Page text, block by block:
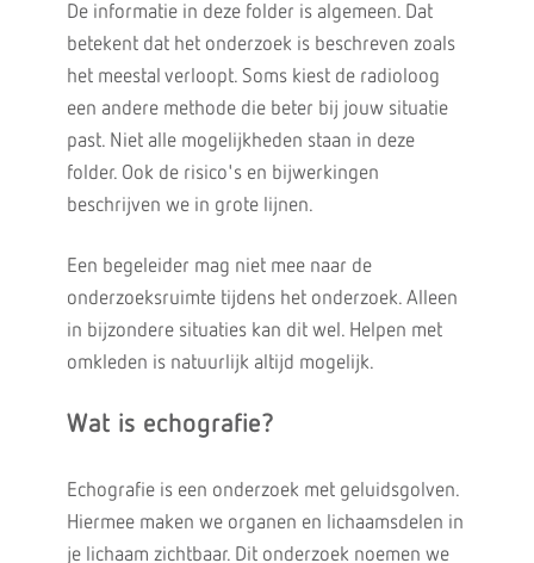
De informatie in deze folder is algemeen. Dat
betekent dat het onderzoek is beschreven zoals
het meestal verloopt. Soms kiest de radioloog
een andere methode die beter bij jouw situatie
past. Niet alle mogelijkheden staan in deze
folder. Ook de risico's en bijwerkingen
beschrijven we in grote lijnen.
Een begeleider mag niet mee naar de
onderzoeksruimte tijdens het onderzoek. Alleen
in bijzondere situaties kan dit wel. Helpen met
omkleden is natuurlijk altijd mogelijk.
Wat is echografie?
Echografie is een onderzoek met geluidsgolven.
Hiermee maken we organen en lichaamsdelen in
je lichaam zichtbaar. Dit onderzoek noemen we